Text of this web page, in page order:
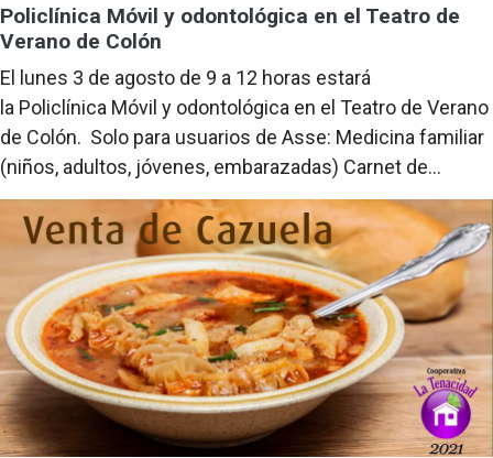
Policlínica Móvil y odontológica en el Teatro de
Verano de Colón
El lunes 3 de agosto de 9 a 12 horas estará
la Policlínica Móvil y odontológica en el Teatro de Verano
de Colón. Solo para usuarios de Asse: Medicina familiar
(niños, adultos, jóvenes, embarazadas) Carnet de...